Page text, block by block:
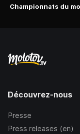
Championnats du
Découvrez-nous
Presse
Press releases (en)